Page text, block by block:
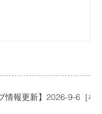
情報更新】2026-9-6［札